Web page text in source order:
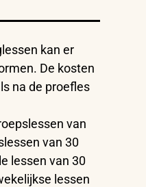
kan er
De kosten
na de proefles
van
van 30
lessen van 30
lessen